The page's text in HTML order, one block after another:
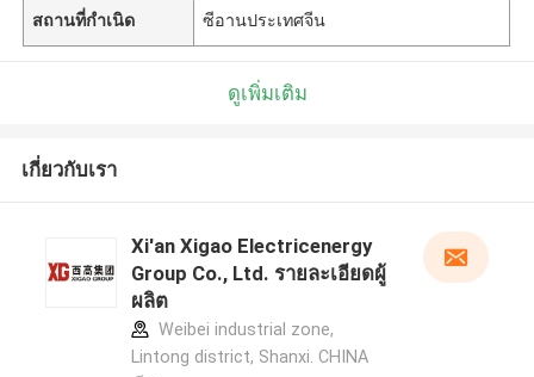
สถานที่กำเนิด ซีอานประเทศจีน
ดูเพิ่มเติม
เกี่ยวกับเรา
Xi'an Xigao Electricenergy
Group Co., Ltd. รายละเอียดผู้
ผลิต
Weibei industrial zone,
Lintong district, Shanxi. CHINA